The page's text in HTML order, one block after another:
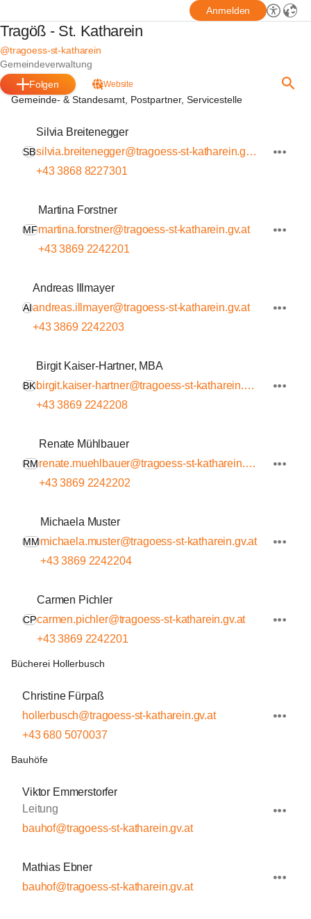
Anmelden
Tragöß - St. Katharein
@tragoess-st-katharein
Gemeindeverwaltung
Folgen
Website
Gemeinde- & Standesamt, Postpartner, Servicestelle
SB
Silvia Breitenegger
silvia.breitenegger@tragoess-st-katharein.gv.at
+43 3868 8227301
MF
Martina Forstner
martina.forstner@tragoess-st-katharein.gv.at
+43 3869 2242201
AI
Andreas Illmayer
andreas.illmayer@tragoess-st-katharein.gv.at
+43 3869 2242203
BK
Birgit Kaiser-Hartner, MBA
birgit.kaiser-hartner@tragoess-st-katharein.gv.at
+43 3869 2242208
RM
Renate Mühlbauer
renate.muehlbauer@tragoess-st-katharein.gv.at
+43 3869 2242202
MM
Michaela Muster
michaela.muster@tragoess-st-katharein.gv.at
+43 3869 2242204
CP
Carmen Pichler
carmen.pichler@tragoess-st-katharein.gv.at
+43 3869 2242201
Bücherei Hollerbusch
Christine Fürpaß
hollerbusch@tragoess-st-katharein.gv.at
+43 680 5070037
Bauhöfe
Viktor Emmerstorfer
Leitung
bauhof@tragoess-st-katharein.gv.at
Mathias Ebner
bauhof@tragoess-st-katharein.gv.at